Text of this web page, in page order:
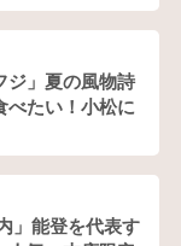
ジ」夏の風物詩
べたい！小松に
」能登を代表す